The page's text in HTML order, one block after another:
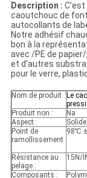
Description : C'est
caoutchouc de
autocollants de
Notre adhésif
bon à la
avec /PE de papier/
et d'autres
pour le verre,
Nom de produit : Le
Produit non :
Na
Aspect :
Point de
ramollissement
:
98℃
Résistance au
pelage :
15N/
Composants :